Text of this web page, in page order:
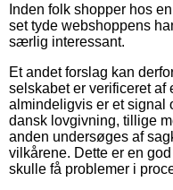
Inden folk shopper hos
set tyde webshoppens
særlig interessant.
Et andet forslag kan
selskabet er verificeret
almindeligvis er et signal
dansk lovgivning, tillige
anden undersøges af
vilkårene. Dette er en
skulle få problemer i